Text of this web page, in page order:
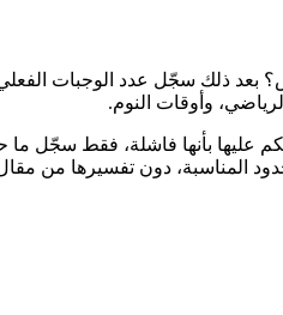
بعد ذلك سجّل عدد الوجبات
وأوقات النوم.
عليها بأنها فاشلة، فقط سجّل
المناسبة، دون تفسيرها من